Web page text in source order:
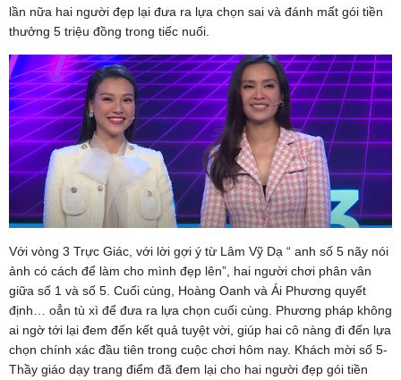
lần nữa hai người đẹp lại đưa ra lựa chọn sai và đánh mất gói tiền
thưởng 5 triệu đồng trong tiếc nuối.
Với vòng 3 Trực Giác, với lời gợi ý từ Lâm Vỹ Dạ “ anh số 5 nãy nói
ảnh có cách để làm cho mình đẹp lên”, hai người chơi phân vân
giữa số 1 và số 5. Cuối cùng, Hoàng Oanh và Ái Phương quyết
định… oẳn tù xì để đưa ra lựa chọn cuối cùng. Phương pháp không
ai ngờ tới lại đem đến kết quả tuyệt vời, giúp hai cô nàng đi đến lựa
chọn chính xác đầu tiên trong cuộc chơi hôm nay. Khách mời số 5-
Thầy giáo dạy trang điểm đã đem lại cho hai người đẹp gói tiền